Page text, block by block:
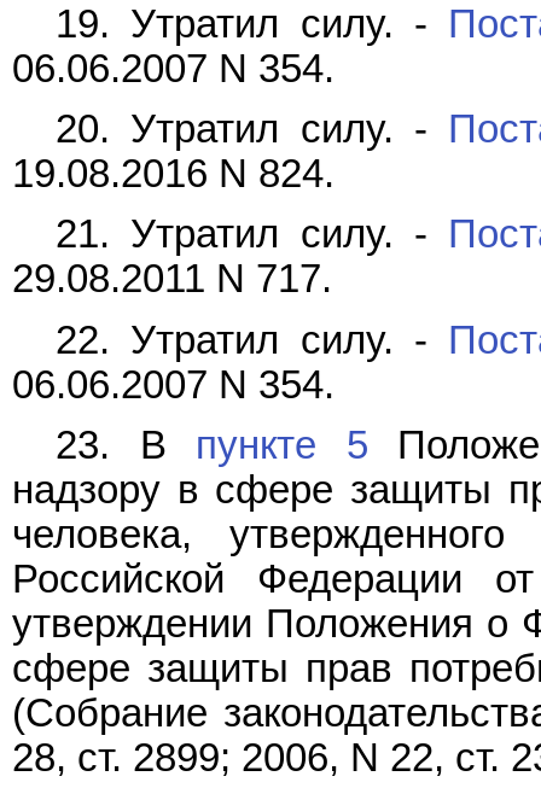
19. Утратил силу. -
06.06.2007 N 354.
20. Утратил силу. -
19.08.2016 N 824.
21. Утратил силу. -
29.08.2011 N 717.
22. Утратил силу. -
06.06.2007 N 354.
23. В пункте 5
надзору в сфере защиты
человека,
Российской
утверждении Положения о
сфере защиты прав
(Собрание
28, ст. 2899; 2006, N 22, ст.